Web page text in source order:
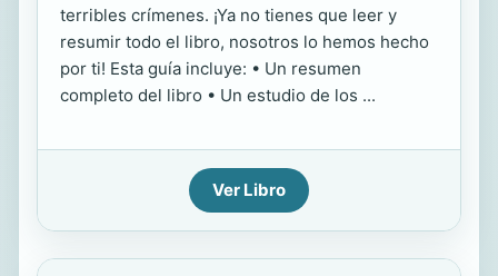
terribles crímenes. ¡Ya no tienes que leer y
resumir todo el libro, nosotros lo hemos hecho
por ti! Esta guía incluye: • Un resumen
completo del libro • Un estudio de los ...
Ver Libro